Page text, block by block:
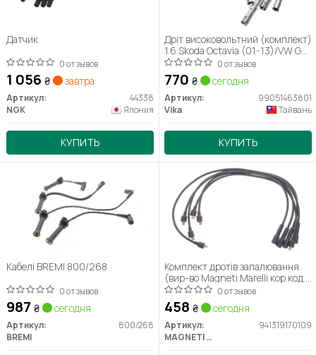
Датчик
0 отзывов
1 056 ₴ завтра
Артикул:
44338
NGK
Япония
КУПИТЬ
Дріт високовольтний (комплект)
1.6 Skoda Octavia (01-13)/VW Golf
(98-14),Jetta (06-10),Passat
(06-11), Caddy (04-15)
(99051463801) VIKA
0 отзывов
770 ₴ сегодня
Артикул:
99051463801
Vika
Тайвань
КУПИТЬ
Кабелі BREMI 800/268
0 отзывов
987 ₴ сегодня
Артикул:
800/268
BREMI
Комплект дротів запалювання
(вир-во Magneti Marelli кор.код.
MSQ0109) 0 отзывов
458 ₴ сегодня
Артикул:
941319170109
MAGNETI MARELLI